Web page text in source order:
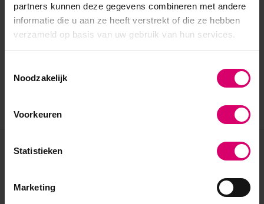
partners kunnen deze gegevens combineren met andere
informatie die u aan ze heeft verstrekt of die ze hebben
verzameld op basis van uw gebruik van hun services.
Noodzakelijk
Voorkeuren
Statistieken
Marketing
Eerder bekeken